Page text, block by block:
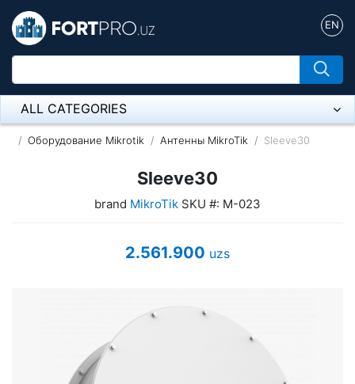
EN
ALL CATEGORIES
Микрофон
Оборудование Mikrotik
Stereo systems
Оборудование Mikrotik Антенны MikroTik Sleeve30
Sleeve30
brand MikroTik SKU #: M-023
2.561.900 uzs